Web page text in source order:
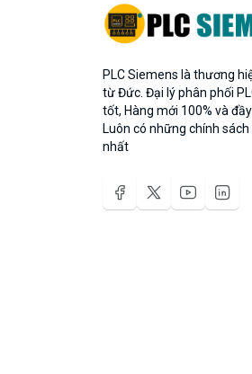
PLC Siemens là thương
từ Đức. Đại lý phân phối
tốt, Hàng mới 100% và
Luôn có những chính
nhất